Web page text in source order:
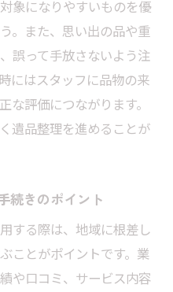
象になりやすいものを優
。また、思い出の品や重
誤って手放さないよう注
にはスタッフに品物の来
な評価につながります。
遺品整理を進めることが
続きのポイント
する際は、地域に根差し
ことがポイントです。業
や口コミ、サービス内容